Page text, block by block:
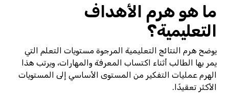
ما هو هرم الأهداف
التعليمية؟
يوضح هرم النتائج التعليمية المرجوة مستويات التعلم التي
يمر بها الطالب أثناء اكتساب المعرفة والمهارات، ويرتب هذا
الهرم عمليات التفكير من المستوى الأساسي إلى المستويات
الأكثر تعقيدًا.